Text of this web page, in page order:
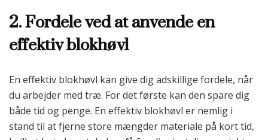
2. Fordele ved at anvende en
effektiv blokhøvl
En effektiv blokhøvl kan give dig adskillige fordele, når
du arbejder med træ. For det første kan den spare dig
både tid og penge. En effektiv blokhøvl er nemlig i
stand til at fjerne store mængder materiale på kort tid,